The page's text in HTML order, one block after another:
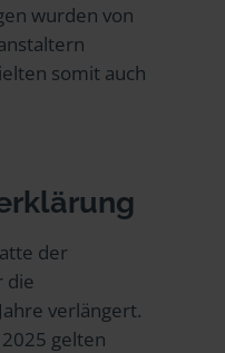
wurden von
somit auch
der
die
verlängert.
gelten